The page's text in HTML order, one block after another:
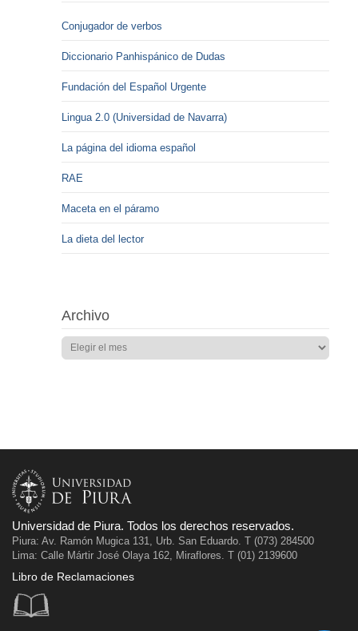
Conjugador de verbos
Diccionario Panhispánico de Dudas
Fundación del Español Urgente
Lingua 2.0 (Universidad de Navarra)
La página del idioma español
RAE
Maceta en el páramo
La dieta del lector
Archivo
Universidad de Piura. Todos los derechos reservados.
Piura: Av. Ramón Mugica 131, Urb. San Eduardo. T (073) 284500
Lima: Calle Mártir José Olaya 162, Miraflores. T (01) 2139600
Libro de Reclamaciones